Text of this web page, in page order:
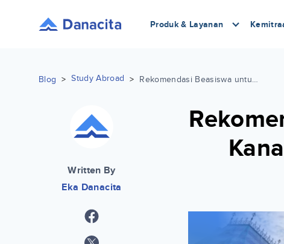
Produk & Layanan
Blog > Study Abroad > Rekomendasi Beasiswa untuk Kuliah di Kanada: Mulai dari S1 hingga S3
Written By
Eka Danacita